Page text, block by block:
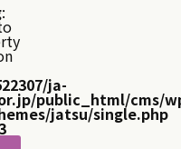
:
ja-
public_html/cms/
jatsu/single.php